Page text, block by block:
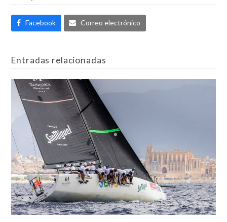
Facebook Correo electrónico
Entradas relacionadas